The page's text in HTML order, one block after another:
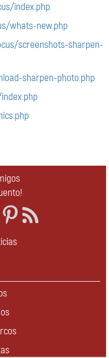
index.php
whats-new.php
screenshots-sharpen-
sharpen-photo.php